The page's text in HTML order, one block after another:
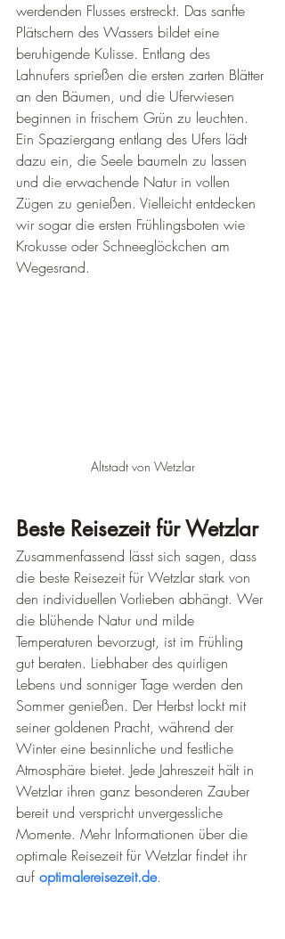
werdenden Flusses erstreckt. Das sanfte
Plätschern des Wassers bildet eine
beruhigende Kulisse. Entlang des
Lahnufers sprießen die ersten zarten Blätter
an den Bäumen, und die Uferwiesen
beginnen in frischem Grün zu leuchten.
Ein Spaziergang entlang des Ufers lädt
dazu ein, die Seele baumeln zu lassen
und die erwachende Natur in vollen
Zügen zu genießen. Vielleicht entdecken
wir sogar die ersten Frühlingsboten wie
Krokusse oder Schneeglöckchen am
Wegesrand.
Altstadt von Wetzlar
Beste Reisezeit für Wetzlar
Zusammenfassend lässt sich sagen, dass
die beste Reisezeit für Wetzlar stark von
den individuellen Vorlieben abhängt. Wer
die blühende Natur und milde
Temperaturen bevorzugt, ist im Frühling
gut beraten. Liebhaber des quirligen
Lebens und sonniger Tage werden den
Sommer genießen. Der Herbst lockt mit
seiner goldenen Pracht, während der
Winter eine besinnliche und festliche
Atmosphäre bietet. Jede Jahreszeit hält in
Wetzlar ihren ganz besonderen Zauber
bereit und verspricht unvergessliche
Momente. Mehr Informationen über die
optimale Reisezeit für Wetzlar findet ihr
auf optimalereisezeit.de.